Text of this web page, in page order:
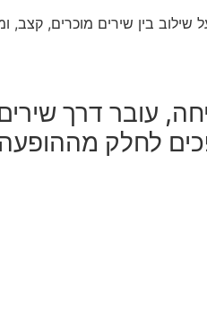
שילוב בין שירים מוכרים, קצב,
עובר דרך
לחלק